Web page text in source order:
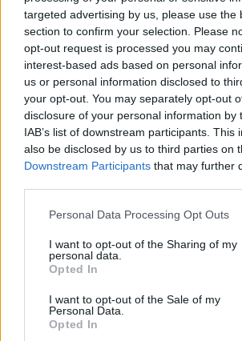
targeted advertising by us, please use the
section to confirm your selection. Please
opt-out request is processed you may
interest-based ads based on personal
us or personal information disclosed to
your opt-out. You may separately opt-out
disclosure of your personal information by
IAB’s list of downstream participants. This
also be disclosed by us to third parties on
Downstream Participants that may further
Personal Data Processing Opt Outs
I want to opt-out of the Sharing of my
personal data.
Opted In
I want to opt-out of the Sale of my
Personal Data.
Opted In
TAGY fotbal Příbram
Předchozí článek
Příbram hledá vánoční strom.
Město přijímá tipy od obyvatel
Přinášejí
SOUVISEJÍCÍ ČLÁNKY